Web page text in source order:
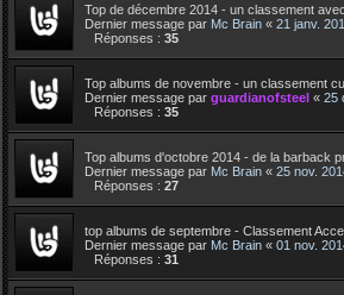
Top de décembre 2014 - un classement
Dernier message par Mc Brain « 21 janv.
Réponses : 35
Top albums de novembre - un classement
Dernier message par guardianofsteel « 25
Réponses : 35
Top albums d'octobre 2014 - de la barback
Dernier message par Mc Brain « 25 nov.
Réponses : 27
top albums de septembre - Classement
Dernier message par Mc Brain « 01 nov.
Réponses : 31